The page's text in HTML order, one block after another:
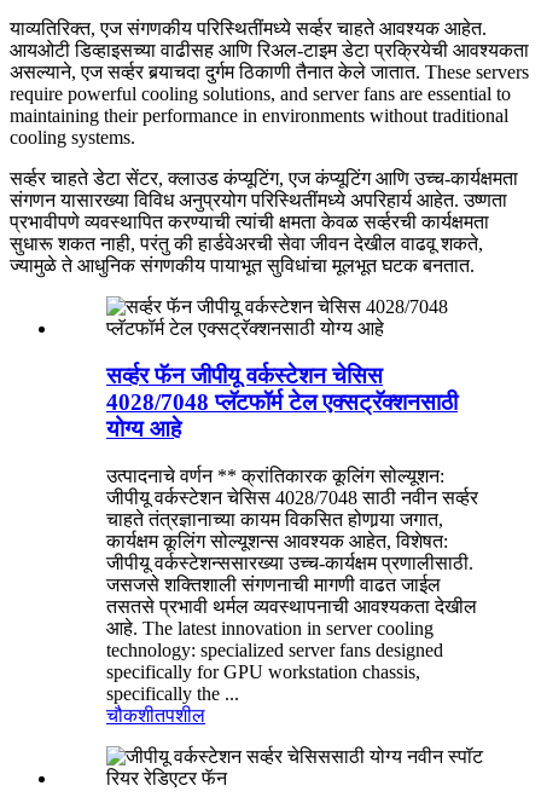
याव्यतिरिक्त, एज संगणकीय परिस्थितींमध्ये सर्व्हर चाहते आवश्यक आहेत.
आयओटी डिव्हाइसच्या वाढीसह आणि रिअल-टाइम डेटा प्रक्रियेची आवश्यकता
असल्याने, एज सर्व्हर बर्‍याचदा दुर्गम ठिकाणी तैनात केले जातात. These servers
require powerful cooling solutions, and server fans are essential to
maintaining their performance in environments without traditional
cooling systems.
सर्व्हर चाहते डेटा सेंटर, क्लाउड कंप्यूटिंग, एज कंप्यूटिंग आणि उच्च-कार्यक्षमता
संगणन यासारख्या विविध अनुप्रयोग परिस्थितींमध्ये अपरिहार्य आहेत. उष्णता
प्रभावीपणे व्यवस्थापित करण्याची त्यांची क्षमता केवळ सर्व्हरची कार्यक्षमता
सुधारू शकत नाही, परंतु की हार्डवेअरची सेवा जीवन देखील वाढवू शकते,
ज्यामुळे ते आधुनिक संगणकीय पायाभूत सुविधांचा मूलभूत घटक बनतात.
सर्व्हर फॅन जीपीयू वर्कस्टेशन चेसिस
4028/7048 प्लॅटफॉर्म टेल एक्सट्रॅक्शनसाठी
योग्य आहे
उत्पादनाचे वर्णन ** क्रांतिकारक कूलिंग सोल्यूशन:
जीपीयू वर्कस्टेशन चेसिस 4028/7048 साठी नवीन सर्व्हर
चाहते तंत्रज्ञानाच्या कायम विकसित होणार्‍या जगात,
कार्यक्षम कूलिंग सोल्यूशन्स आवश्यक आहेत, विशेषत:
जीपीयू वर्कस्टेशन्ससारख्या उच्च-कार्यक्षम प्रणालीसाठी.
जसजसे शक्तिशाली संगणनाची मागणी वाढत जाईल
तसतसे प्रभावी थर्मल व्यवस्थापनाची आवश्यकता देखील
आहे. The latest innovation in server cooling
technology: specialized server fans designed
specifically for GPU workstation chassis,
specifically the ...
चौकशीतपशील